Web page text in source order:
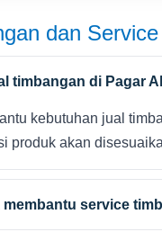
dan
timbangan di Pagar
kebutuhan jual
produk akan
service